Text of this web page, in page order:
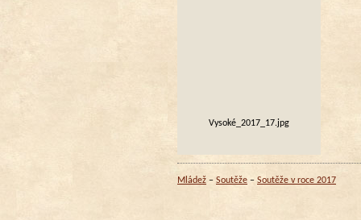
Vysoké_2017_17.jpg
Mládež Soutěže Soutěže v roce 2017